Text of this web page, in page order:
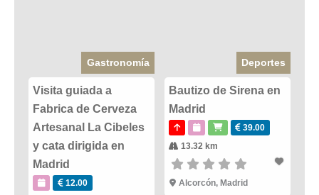
Gastronomía
Visita guiada a
Fabrica de Cerveza
Artesanal La Cibeles
y cata dirigida en
Madrid
12.00
Deportes
Bautizo de Sirena en
Madrid
39.00
13.32 km
Alcorcón, Madrid